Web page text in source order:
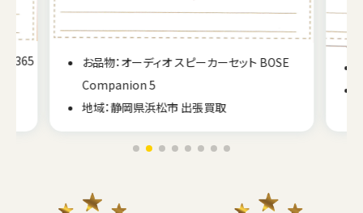
お品物：オーディオ スピーカー BOSE 121
地域：福岡県福岡市 出張買取